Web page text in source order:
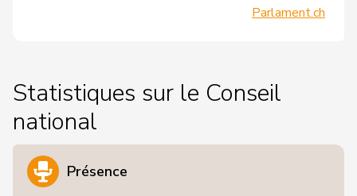
Parlament.ch
Statistiques sur le Conseil
national
Présence